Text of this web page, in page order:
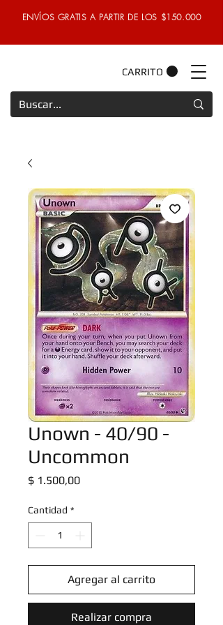
ENVÍOS GRATIS A PARTIR DE LOS $150.000
CARRITO
Unown - 40/90 -
Uncommon
$ 1.500,00Precio
Cantidad *
Agregar al carrito
Realizar compra